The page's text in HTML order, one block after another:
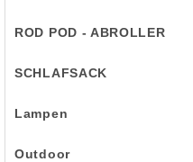
ROD POD - ABROLLER
SCHLAFSACK
Lampen
Outdoor